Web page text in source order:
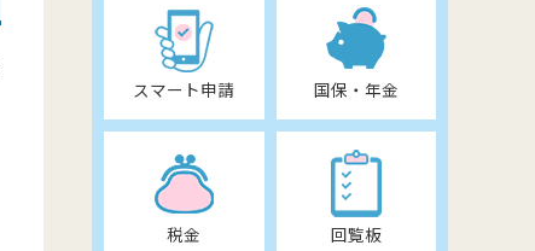
スマート申請 国保・年金
税金 回覧板